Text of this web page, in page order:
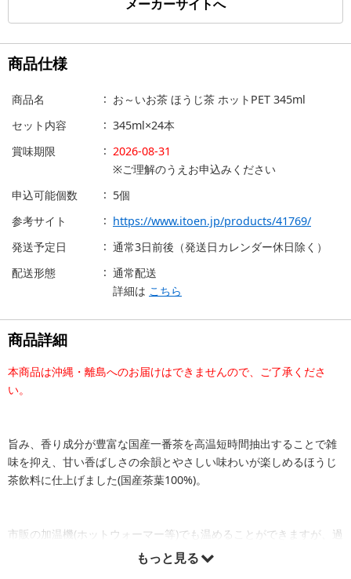
メーカーサイトへ
商品仕様
商品名
お～いお茶 ほうじ茶 ホットPET 345ml
セット内容
345ml×24本
賞味期限
2026-08-31
※ご理解のうえお申込みください
申込可能個数
5個
参考サイト
https://www.itoen.jp/products/41769/
発送予定日
通常3日前後（発送日カレンダー休日除く）
配送形態
通常配送
詳細は こちら
商品詳細
本商品は沖縄・離島へのお届けはできませんので、ご了承くださ
い。
旨み、香り成分が豊富な国産一番茶を高温短時間抽出することで雑
味を抑え、甘い香ばしさの余韻とやさしい味わいが楽しめるほうじ
茶飲料に仕上げました(国産茶葉100%)。
市販の加温機(ホットウォーマー等)でも温めることができますが、過
度な加温にはご注意ください。
加温機で温める際には以下をご注意ください。
もっと見る